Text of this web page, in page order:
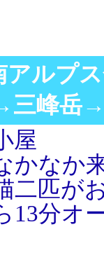
アルプ
峰岳→
屋
かな
二匹が
13分オ